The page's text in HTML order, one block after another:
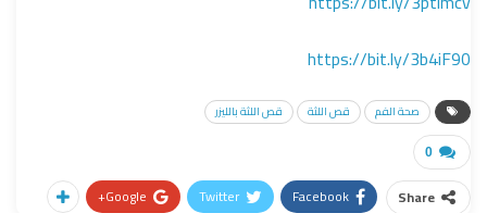
https://bit.ly/3b4iF90
صحة الفم قص اللثة قص اللثة بالليزر
0
Share
Facebook
Twitter
Google+